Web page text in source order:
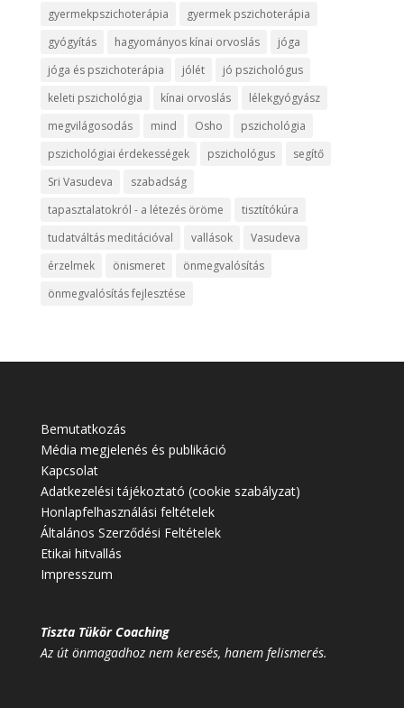
gyermekpszichoterápia
gyermek pszichoterápia
gyógyítás
hagyományos kínai orvoslás
jóga
jóga és pszichoterápia
jólét
jó pszichológus
keleti pszichológia
kínai orvoslás
lélekgyógyász
megvilágosodás
mind Osho
pszichológia
pszichológiai érdekességek
pszichológus
segítő
Sri Vasudeva
szabadság
tapasztalatokról - a létezés öröme
tisztítókúra
tudatváltás meditációval
vallások
Vasudeva
érzelmek
önismeret
önmegvalósítás
önmegvalósítás fejlesztése
Bemutatkozás
Média megjelenés és publikáció
Kapcsolat
Adatkezelési tájékoztató (cookie szabályzat)
Honlapfelhasználási feltételek
Általános Szerződési Feltételek
Etikai hitvallás
Impresszum
Tiszta Tükör Coaching
Az út önmagadhoz nem keresés, hanem felismerés.